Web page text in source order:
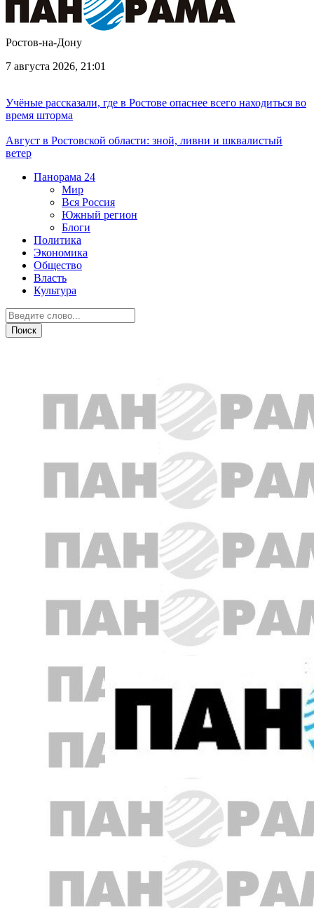
Ростов-на-Дону
7 августа 2026, 21:01
Учёные рассказали, где в Ростове опаснее всего находиться во
время шторма
Август в Ростовской области: зной, ливни и шквалистый
ветер
Панорама 24
Мир
Вся Россия
Южный регион
Блоги
Политика
Экономика
Общество
Власть
Культура